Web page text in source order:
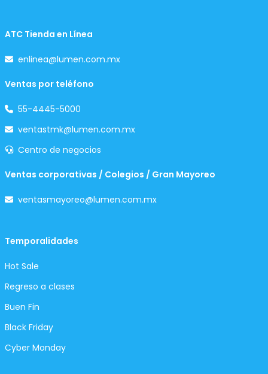
ATC Tienda en Línea
enlinea@lumen.com.mx
Ventas por teléfono
55-4445-5000
ventastmk@lumen.com.mx
Centro de negocios
Ventas corporativas / Colegios / Gran Mayoreo
ventasmayoreo@lumen.com.mx
Temporalidades
Hot Sale
Regreso a clases
Buen Fin
Black Friday
Cyber Monday